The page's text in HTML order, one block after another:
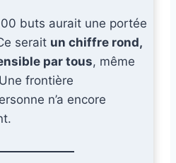
buts aurait une portée
serait un chiffre rond,
par tous, même
frontière
n’a encore